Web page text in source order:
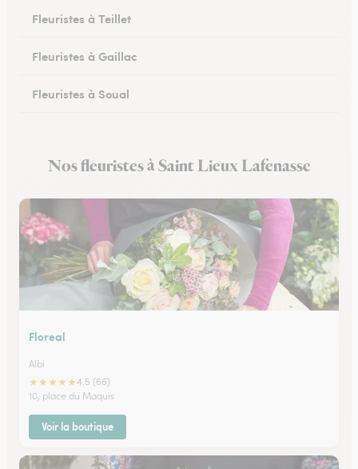
Fleuristes à Teillet
Fleuristes à Gaillac
Fleuristes à Soual
Fleuristes à Murat-sur-Vèbre
Nos fleuristes à Saint Lieux Lafenasse
Floreal
Albi
★★★★★4.5 (66)
10, place du Maquis
Voir la boutique